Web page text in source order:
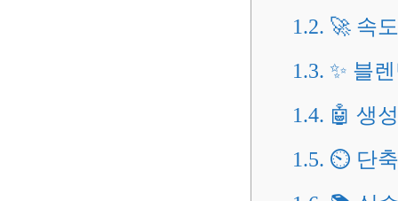
1.2. 🚀 속
1.3. ✨ 블
1.4. 🤖 생
1.5. ⏲️ 단